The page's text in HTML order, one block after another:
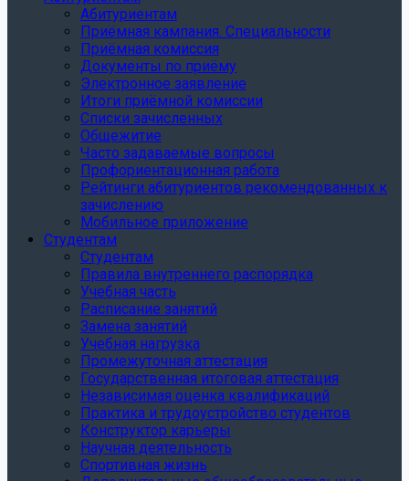
Абитуриентам
Приёмная кампания. Специальности
Приёмная комиссия
Документы по приёму
Электронное заявление
Итоги приёмной комиссии
Списки зачисленных
Общежитие
Часто задаваемые вопросы
Профориентационная работа
Рейтинги абитуриентов рекомендованных к
зачислению
Мобильное приложение
Студентам
Студентам
Правила внутреннего распорядка
Учебная часть
Расписание занятий
Замена занятий
Учебная нагрузка
Промежуточная аттестация
Государственная итоговая аттестация
Независимая оценка квалификаций
Практика и трудоустройство студентов
Конструктор карьеры
Научная деятельность
Спортивная жизнь